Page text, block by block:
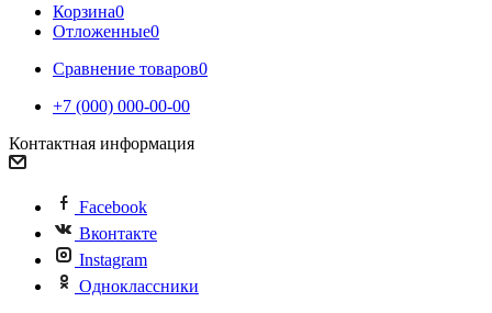
Корзина0
Отложенные0
Сравнение товаров0
+7 (000) 000-00-00
Контактная информация
Facebook
Вконтакте
Instagram
Одноклассники